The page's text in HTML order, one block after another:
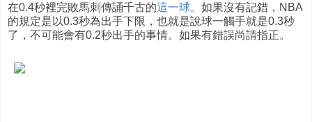
在0.4秒裡完敗馬刺傳誦千古的這一球。如果沒有記錯，NBA
的規定是以0.3秒為出手下限，也就是說球一觸手就是0.3秒
了，不可能會有0.2秒出手的事情。如果有錯誤尚請指正。